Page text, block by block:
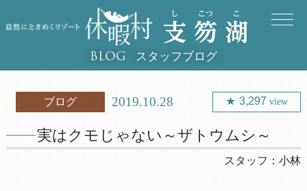
BLOG スタッフブログ
ブログ 2019.10.28 3,297view
実はクモじゃない～ザトウムシ～
スタッフ：小林